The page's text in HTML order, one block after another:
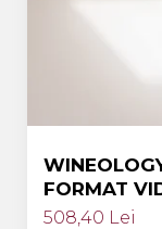
FORMAT
508,40 Lei